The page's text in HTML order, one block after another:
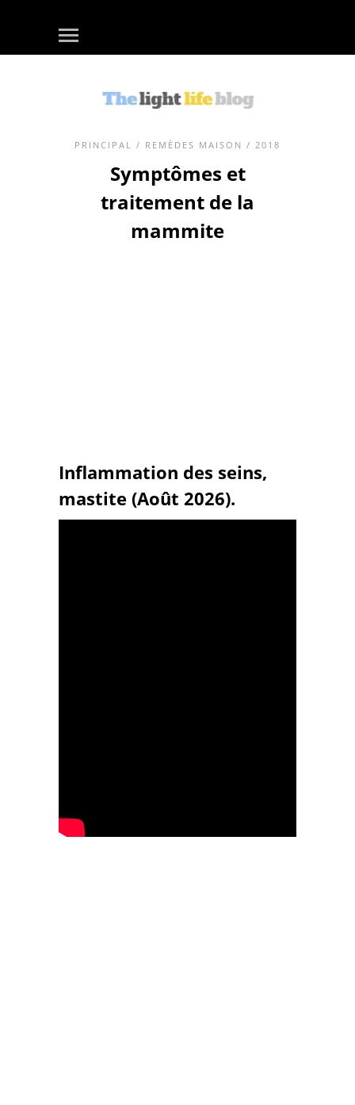
PRINCIPAL / REMÈDES MAISON / 2018
Symptômes et
traitement de la
mammite
Inflammation des seins,
mastite (Août 2026).